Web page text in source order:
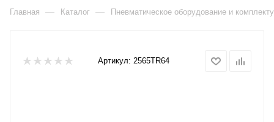
Главная — Каталог — Пневматическое оборудование и
Артикул: 2565TR64